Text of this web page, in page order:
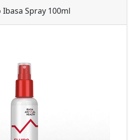
Ibasa Spray 100ml